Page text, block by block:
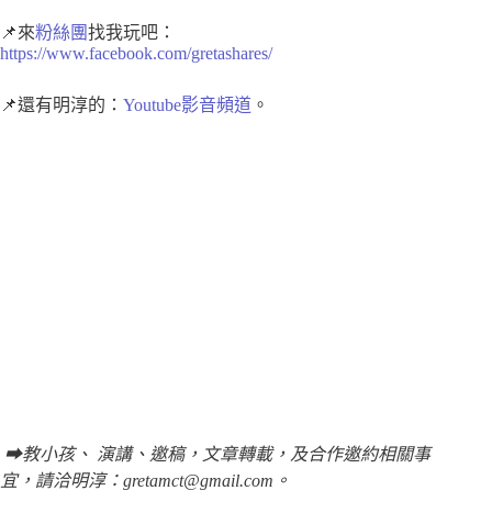
📌來粉絲團找我玩吧：
https://www.facebook.com/gretashares/
📌還有明淳的： Youtube影音頻道 。
➡教小孩、 演講、邀稿，文章轉載，及合作邀約相關事
宜，請洽明淳：gretamct@gmail.com。